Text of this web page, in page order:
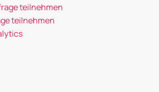
teilnehmen
teilnehmen